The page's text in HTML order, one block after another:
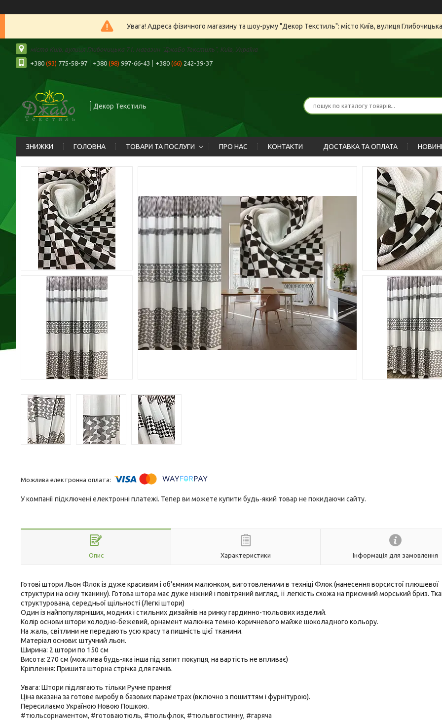
Увага! Адреса фізичного магазину та шоу-руму "Декор Текстиль": місто Київ, вулиця
місто Київ, вулиця Глибочицька 71, магазин "ДжаБо Текстиль", Київ, Україна
+380 (93) 775-58-97 +380 (98) 997-66-43 +380 (66) 242-39-37
Декор Текстиль
ЗНИЖКИ ГОЛОВНА ТОВАРИ ТА ПОСЛУГИ ПРО НАС КОНТАКТИ ДОСТАВКА ТА ОПЛАТА
У компанії підключені електронні платежі. Тепер ви можете купити будь-який товар не покидаючи сайту.
Опис Характеристики Інформація для замовлення
Готові штори Льон Флок із дуже красивим і об'ємним малюнком, виготовленими в техніці Флок (нанесення ворсистої плюшевої
структури на осну тканину). Готова штора має дуже ніжний і повітряний вигляд, її легкість схожа на приємний морський бриз.
структурована, середньої щільності (Легкі штори)
Один із найпопулярніших, модних і стильних дизайнів на ринку гардинно-тюльових изделий.
Колір основи штори холодно-бежевий, орнамент малюнка темно-коричневого майже шоколадного кольору.
На жаль, світлини не передають усю красу та пишність цієї тканини.
Матеріал основи: штучний льон.
Ширина: 2 штори по 150 см
Висота: 270 см (можлива будь-яка інша під запит покупця, на вартість не впливає)
Кріплення: Пришита шторна стрічка для гачків.
Увага: Штори підлягають тільки Ручне прання!
Ціна вказана за готове виробу в базових параметрах (включно з пошиттям і фурнітурою).
Пересилаємо Україною Новою Пошкою.
#тюльсорнаментом, #готоваютюль, #тюльфлок, #тюльвгостинну, #гаряча